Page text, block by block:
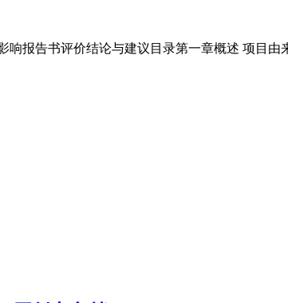
报告书评价结论与建议目录第一章概述 项目由